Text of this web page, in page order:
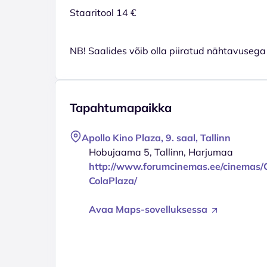
Staaritool 14 €
NB! Saalides võib olla piiratud nähtavusega
Tapahtumapaikka
Apollo Kino Plaza, 9. saal, Tallinn
Hobujaama 5, Tallinn, Harjumaa
http://www.forumcinemas.ee/cinemas/
ColaPlaza/
Avaa Maps-sovelluksessa